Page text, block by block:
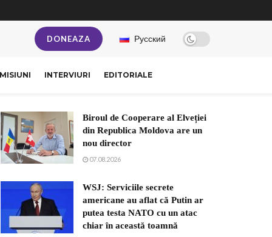
DONEAZA Русский
INTERVIURI EDITORIALE
Biroul de Cooperare al Elveției
din Republica Moldova are un
nou director
07.08.2026
WSJ: Serviciile secrete
americane au aflat că Putin ar
putea testa NATO cu un atac
chiar în această toamnă